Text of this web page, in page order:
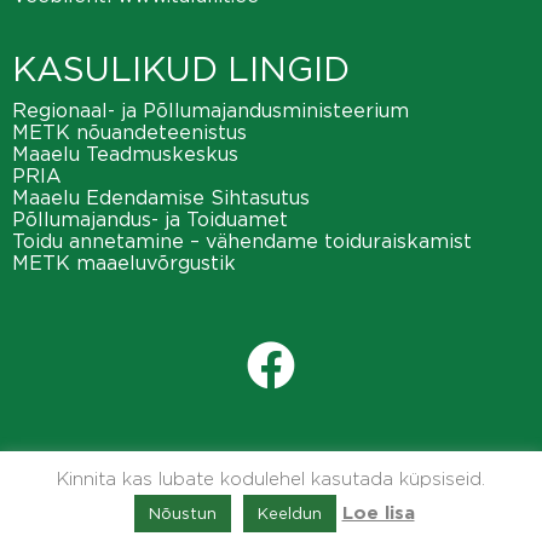
KASULIKUD LINGID
Regionaal- ja Põllumajandusministeerium
METK nõuandeteenistus
Maaelu Teadmuskeskus
PRIA
Maaelu Edendamise Sihtasutus
Põllumajandus- ja Toiduamet
Toidu annetamine – vähendame toiduraiskamist
METK maaeluvõrgustik
Kinnita kas lubate kodulehel kasutada küpsiseid.
Nõustun Keeldun Loe lisa